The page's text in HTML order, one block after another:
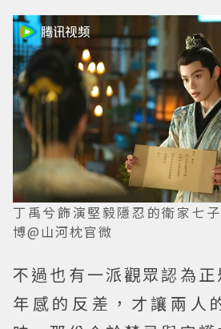
丁禹兮飾演堅毅隱忍的衛家七
博@山河枕官微
不過也有一派觀眾認為
年感的反差，才讓兩人